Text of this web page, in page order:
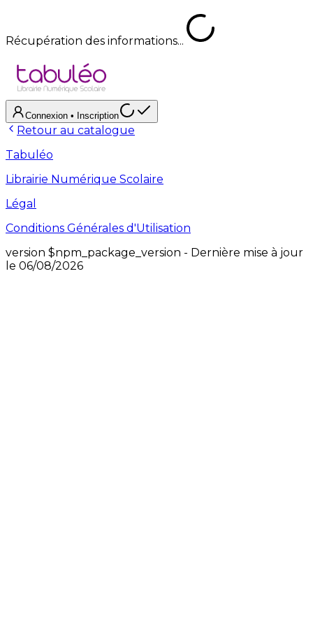
Récupération des informations...
Connexion • Inscription
Retour au catalogue
Tabuléo
Librairie Numérique Scolaire
Légal
Conditions Générales d'Utilisation
version $npm_package_version - Dernière mise à jour
le 06/08/2026